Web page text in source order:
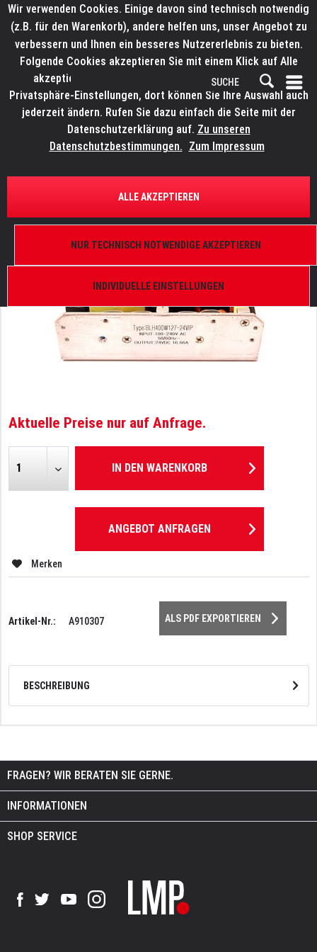
ÜBERSICHT ERSATZTEILE
ELATION 9900008968
Aktuelle Preise nur auf Anfrage.
IN DEN WARENKORB
ANGEBOT ANFRAGEN
Merken
Artikel-Nr.: A910307 ALS PDF EXPORTIEREN
BESCHREIBUNG
FRAGEN? WIR BERATEN SIE GERNE.
INFORMATIONEN
SHOP SERVICE
Wir verwenden Cookies. Einige davon sind technisch notwendig
(z.B. für den Warenkorb), andere helfen uns, unser Angebot zu
verbessern und Ihnen ein besseres Nutzererlebnis zu bieten.
Folgende Cookies akzeptieren Sie mit einem Klick auf Alle
akzeptieren. Weitere Informationen finden Sie in den
Privatsphäre-Einstellungen, dort können Sie Ihre Auswahl auch
jederzeit ändern. Rufen Sie dazu einfach die Seite mit der
Datenschutzerklärung auf. Zu unseren
Datenschutzbestimmungen. Zum Impressum
INDIVIDUELLE EINSTELLUNGEN
NUR TECHNISCH NOTWENDIGE AKZEPTIEREN
ALLE AKZEPTIEREN